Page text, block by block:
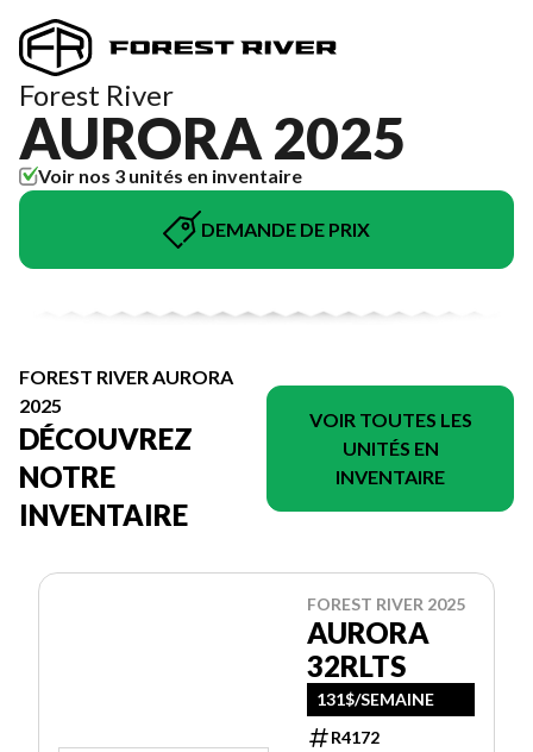
Forest River
AURORA 2025
Voir nos 3 unités en inventaire
DEMANDE DE PRIX
FOREST RIVER AURORA
2025
DÉCOUVREZ
NOTRE
INVENTAIRE
VOIR TOUTES LES
UNITÉS EN
INVENTAIRE
FOREST RIVER 2025
AURORA
32RLTS
131$/SEMAINE
R4172